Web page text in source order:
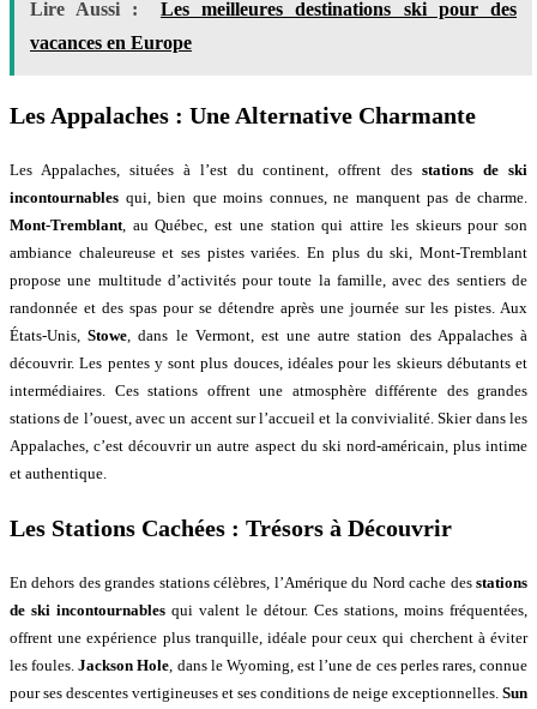
Lire Aussi :
Les meilleures destinations ski pour des
vacances en Europe
Les Appalaches : Une Alternative Charmante
Les Appalaches, situées à l’est du continent, offrent desstations de ski
incontournables qui, bien que moins connues, ne manquent pas de charme.
Mont-Tremblant, au Québec, est une station qui attire les skieurs pour son
ambiance chaleureuse et ses pistes variées. En plus du ski, Mont-Tremblant
propose une multitude d’activités pour toute la famille, avec des sentiers de
randonnée et des spas pour se détendre après une journée sur les pistes. Aux
États-Unis,Stowe, dans le Vermont, est une autre station des Appalaches à
découvrir. Les pentes y sont plus douces, idéales pour les skieurs débutants et
intermédiaires. Ces stations offrent une atmosphère différente des grandes
stations de l’ouest, avec un accent sur l’accueil et la convivialité. Skier dans les
Appalaches, c’est découvrir un autre aspect du ski nord-américain, plus intime
et authentique.
Les Stations Cachées : Trésors à Découvrir
En dehors des grandes stations célèbres, l’Amérique du Nord cache des stations
de ski incontournables qui valent le détour. Ces stations, moins fréquentées,
offrent une expérience plus tranquille, idéale pour ceux qui cherchent à éviter
les foules.Jackson Hole , dans le Wyoming, est l’une de ces perles rares, connue
pour ses descentes vertigineuses et ses conditions de neige exceptionnelles. Sun